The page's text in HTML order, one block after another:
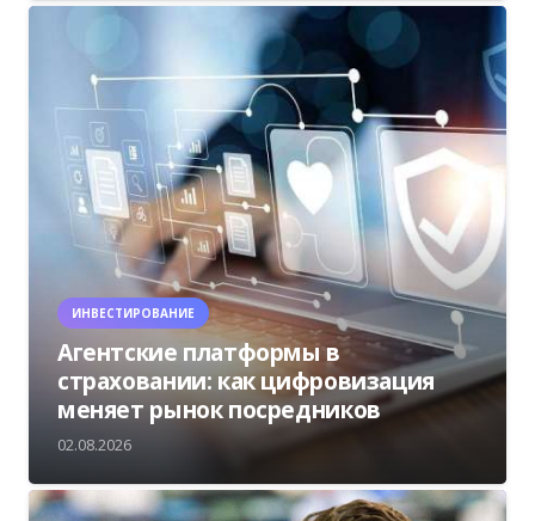
ИНВЕСТИРОВАНИЕ
Агентские платформы в
страховании: как цифровизация
меняет рынок посредников
02.08.2026